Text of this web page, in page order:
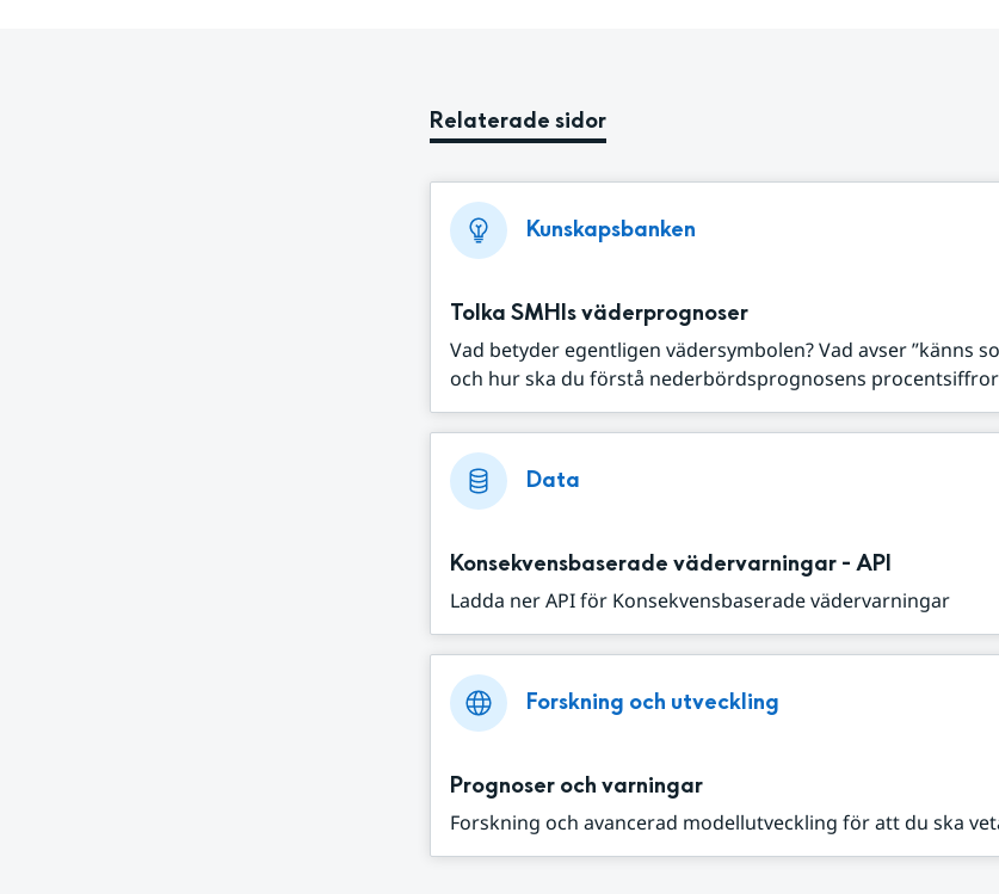
Relaterade sidor
Kunskapsbanken
Tolka SMHIs väderprognoser
Vad betyder egentligen vädersymbolen? Vad avser ”känns
och hur ska du förstå nederbördsprognosens
Data
Konsekvensbaserade vädervarningar - API
Ladda ner API för Konsekvensbaserade vädervarningar
Forskning och utveckling
Prognoser och varningar
Forskning och avancerad modellutveckling för att du ska